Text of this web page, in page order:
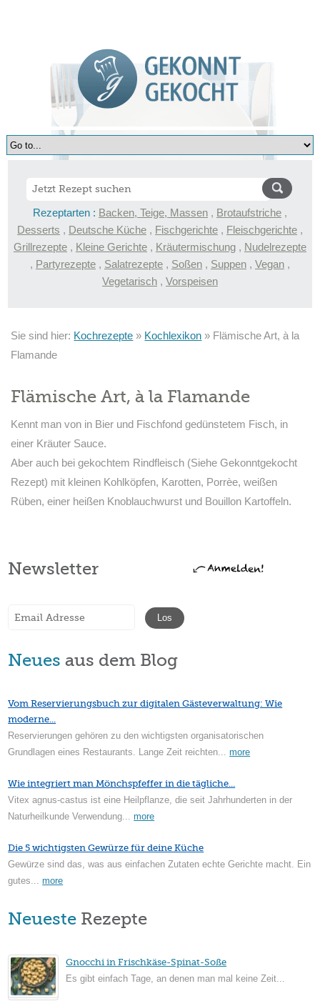
Rezeptarten : Backen, Teige, Massen , Brotaufstriche ,
Desserts , Deutsche Küche , Fischgerichte , Fleischgerichte ,
Grillrezepte , Kleine Gerichte , Kräutermischung , Nudelrezepte
, Partyrezepte , Salatrezepte , Soßen , Suppen , Vegan ,
Vegetarisch , Vorspeisen
Sie sind hier: Kochrezepte » Kochlexikon » Flämische Art, à la
Flamande
Flämische Art, à la Flamande
Kennt man von in Bier und Fischfond gedünstetem Fisch, in
einer Kräuter Sauce.
Aber auch bei gekochtem Rindfleisch (Siehe Gekonntgekocht
Rezept) mit kleinen Kohlköpfen, Karotten, Porrèe, weißen
Rüben, einer heißen Knoblauchwurst und Bouillon Kartoffeln.
Newsletter
Neues aus dem Blog
Vom Reservierungsbuch zur digitalen Gästeverwaltung: Wie
moderne...
Reservierungen gehören zu den wichtigsten organisatorischen
Grundlagen eines Restaurants. Lange Zeit reichten...more
Wie integriert man Mönchspfeffer in die tägliche...
Vitex agnus-castus ist eine Heilpflanze, die seit Jahrhunderten in der
Naturheilkunde Verwendung...more
Die 5 wichtigsten Gewürze für deine Küche
Gewürze sind das, was aus einfachen Zutaten echte Gerichte macht. Ein
gutes...more
Neueste Rezepte
Gnocchi in Frischkäse-Spinat-Soße
Es gibt einfach Tage, an denen man mal keine Zeit...